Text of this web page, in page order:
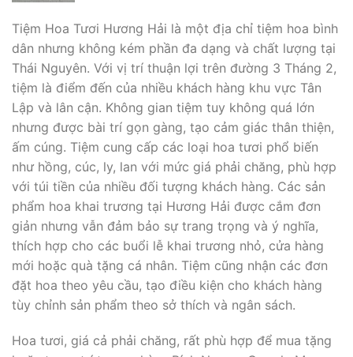
Tiệm Hoa Tươi Hương Hải là một địa chỉ tiệm hoa bình
dân nhưng không kém phần đa dạng và chất lượng tại
Thái Nguyên. Với vị trí thuận lợi trên đường 3 Tháng 2,
tiệm là điểm đến của nhiều khách hàng khu vực Tân
Lập và lân cận. Không gian tiệm tuy không quá lớn
nhưng được bài trí gọn gàng, tạo cảm giác thân thiện,
ấm cúng. Tiệm cung cấp các loại hoa tươi phổ biến
như hồng, cúc, ly, lan với mức giá phải chăng, phù hợp
với túi tiền của nhiều đối tượng khách hàng. Các sản
phẩm hoa khai trương tại Hương Hải được cắm đơn
giản nhưng vẫn đảm bảo sự trang trọng và ý nghĩa,
thích hợp cho các buổi lễ khai trương nhỏ, cửa hàng
mới hoặc quà tặng cá nhân. Tiệm cũng nhận các đơn
đặt hoa theo yêu cầu, tạo điều kiện cho khách hàng
tùy chỉnh sản phẩm theo sở thích và ngân sách.
Hoa tươi, giá cả phải chăng, rất phù hợp để mua tặng